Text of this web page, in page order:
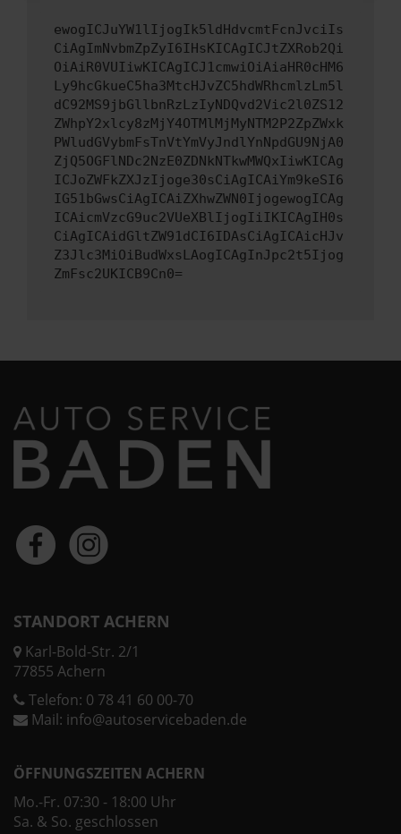
ewogICJuYW1lIjogIk5ldHdvcmtFcnJvciIs
CiAgImNvbmZpZyI6IHsKICAgICJtZXRob2Qi
OiAiR0VUIiwKICAgICJ1cmwiOiAiaHR0cHM6
Ly9hcGkueC5ha3MtcHJvZC5hdWRhcmlzLm5l
dC92MS9jbGllbnRzLzIyNDQvd2Vic2l0ZS12
ZWhpY2xlcy8zMjY4OTMlMjMyNTM2P2ZpZWxk
PWludGVybmFsTnVtYmVyJndlYnNpdGU9NjA0
ZjQ5OGFlNDc2NzE0ZDNkNTkwMWQxIiwKICAg
ICJoZWFkZXJzIjoge30sCiAgICAiYm9keSI6
IG51bGwsCiAgICAiZXhwZWN0IjogewogICAg
ICAicmVzcG9uc2VUeXBlIjogIiIKICAgIH0s
CiAgICAidGltZW91dCI6IDAsCiAgICAicHJv
Z3Jlc3MiOiBudWxsLAogICAgInJpc2t5Ijog
ZmFsc2UKICB9Cn0=
STANDORT ACHERN
Karl-Bold-Str. 2/1
77855 Achern
Telefon: 0 78 41 60 00-70
Mail: info@autoservicebaden.de
ÖFFNUNGSZEITEN ACHERN
Mo.-Fr. 07:30 - 18:00 Uhr
Sa. & So. geschlossen